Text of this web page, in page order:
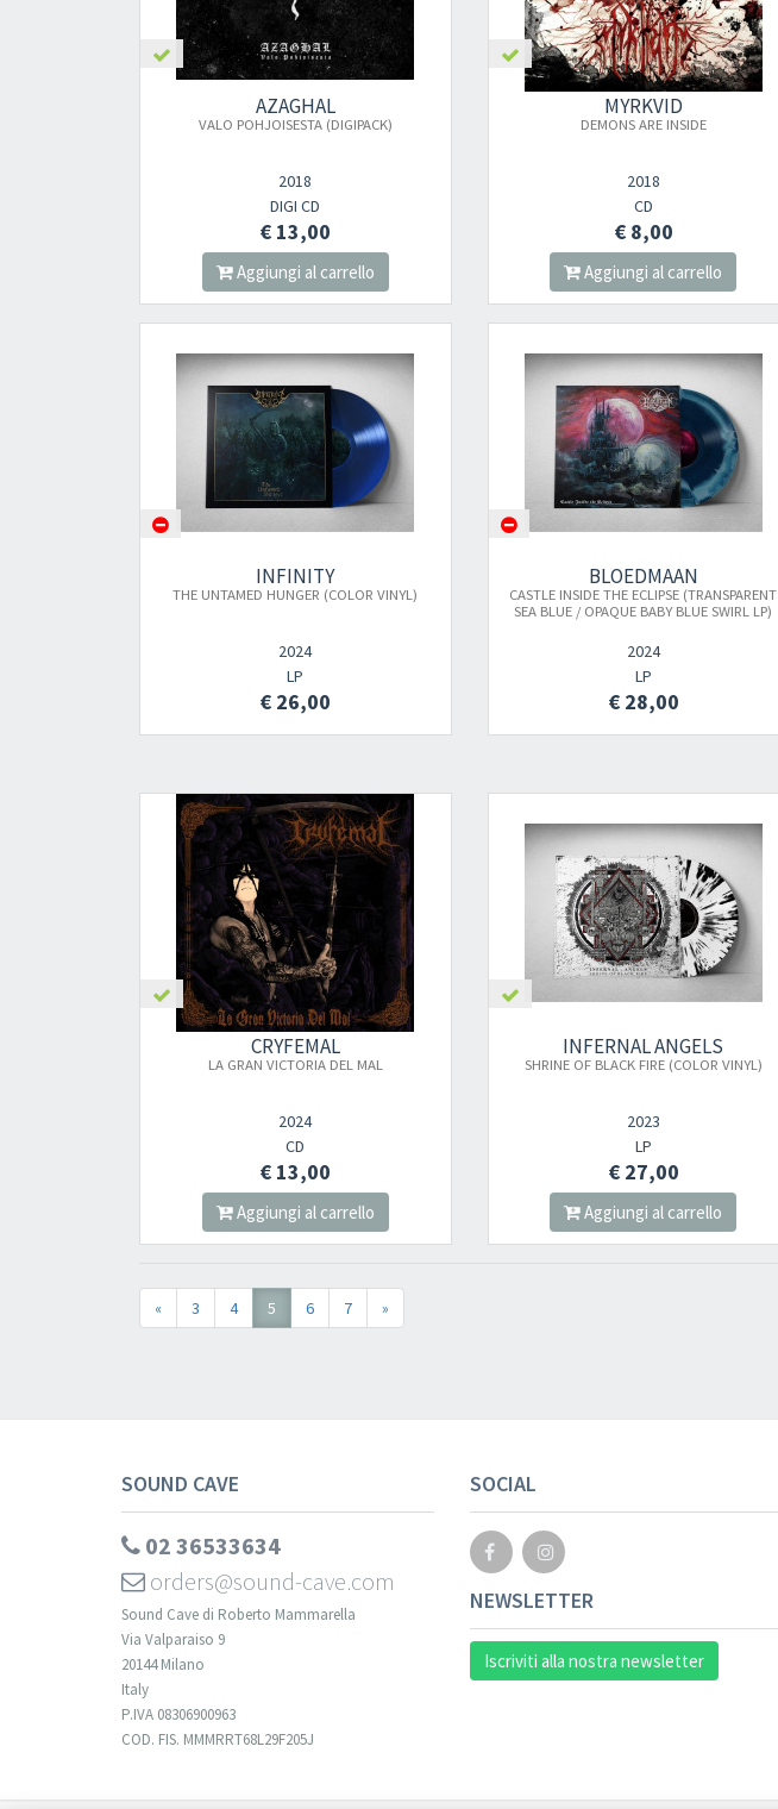
AZAGHAL
VALO POHJOISESTA (DIGIPACK)
2018
DIGI CD
€ 13,00
Aggiungi al carrello
MYRKVID
DEMONS ARE INSIDE
2018
CD
€ 8,00
Aggiungi al carrello
INFINITY
THE UNTAMED HUNGER (COLOR VINYL)
2024
LP
€ 26,00
BLOEDMAAN
CASTLE INSIDE THE ECLIPSE (TRANSPARENT
SEA BLUE / OPAQUE BABY BLUE SWIRL LP)
2024
LP
€ 28,00
CRYFEMAL
LA GRAN VICTORIA DEL MAL
2024
CD
€ 13,00
Aggiungi al carrello
INFERNAL ANGELS
SHRINE OF BLACK FIRE (COLOR VINYL)
2023
LP
€ 27,00
Aggiungi al carrello
« 3 4 5 6 7 »
SOUND CAVE
02 36533634
orders@sound-cave.com
Sound Cave di Roberto Mammarella
Via Valparaiso 9
20144 Milano
Italy
P.IVA 08306900963
COD. FIS. MMMRRT68L29F205J
SOCIAL
NEWSLETTER
Iscriviti alla nostra newsletter